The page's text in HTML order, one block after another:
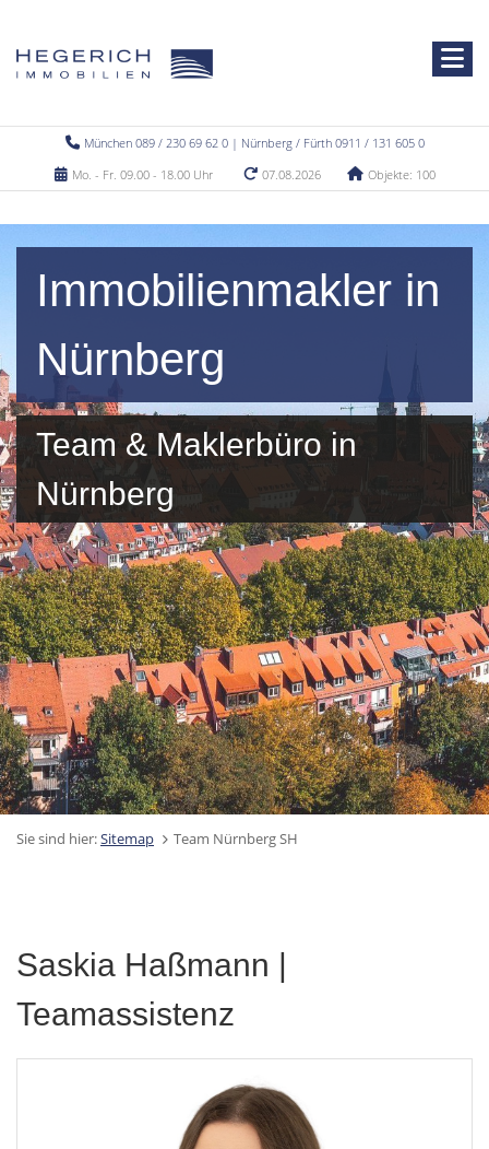
München 089 / 230 69 62 0 | Nürnberg / Fürth 0911 / 131 605 0
Mo. - Fr. 09.00 - 18.00 Uhr
07.08.2026 Objekte: 100
Immobilienmakler in
Nürnberg
Team & Maklerbüro in
Nürnberg
Sie sind hier:Sitemap Team Nürnberg SH
Saskia Haßmann |
Teamassistenz